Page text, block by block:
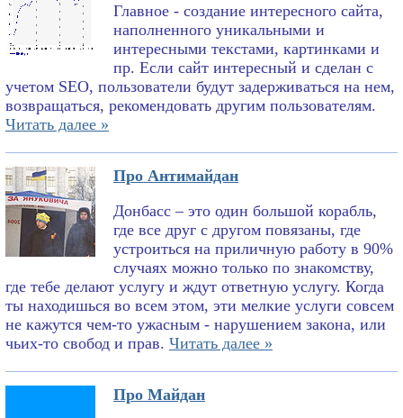
Главное - создание интересного сайта,
наполненного уникальными и
интересными текстами, картинками и
пр. Если сайт интересный и сделан с
учетом SEO, пользователи будут задерживаться на нем,
возвращаться, рекомендовать другим пользователям.
Читать далее »
Про Антимайдан
Донбасс – это один большой корабль,
где все друг с другом повязаны, где
устроиться на приличную работу в 90%
случаях можно только по знакомству,
где тебе делают услугу и ждут ответную услугу. Когда
ты находишься во всем этом, эти мелкие услуги совсем
не кажутся чем-то ужасным - нарушением закона, или
чьих-то свобод и прав. Читать далее »
Про Майдан